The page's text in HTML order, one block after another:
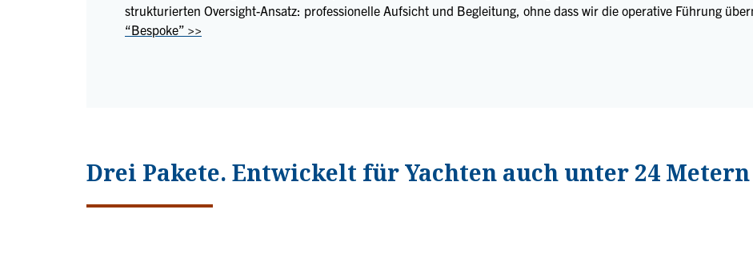
strukturierten Oversight-Ansatz: professionelle Aufsicht und Begleitung, ohne dass wir die operative Führung
“Bespoke” >>
Drei Pakete. Entwickelt für Yachten auch unter 24 Metern